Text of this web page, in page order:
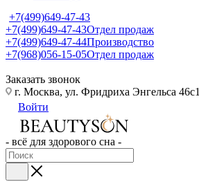
+7(499)649-47-43
+7(499)649-47-43Отдел продаж
+7(499)649-47-44Производство
+7(968)056-15-05Отдел продаж
Заказать звонок
г. Москва, ул. Фридриха Энгельса 46с1
Войти
- всё для здорового сна -